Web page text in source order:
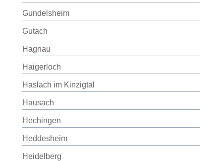
Gundelsheim
Gutach
Hagnau
Haigerloch
Haslach im Kinzigtal
Hausach
Hechingen
Heddesheim
Heidelberg